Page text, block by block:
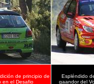
de principio de
en el Desafio
Espléndido
gaandor del